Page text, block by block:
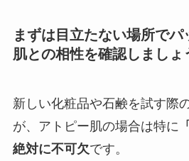
まずは目立たない場所で
肌との相性を確認しましょ
新しい化粧品や石鹸を試す際
が、アトピー肌の場合は特に
絶対に不可欠です。